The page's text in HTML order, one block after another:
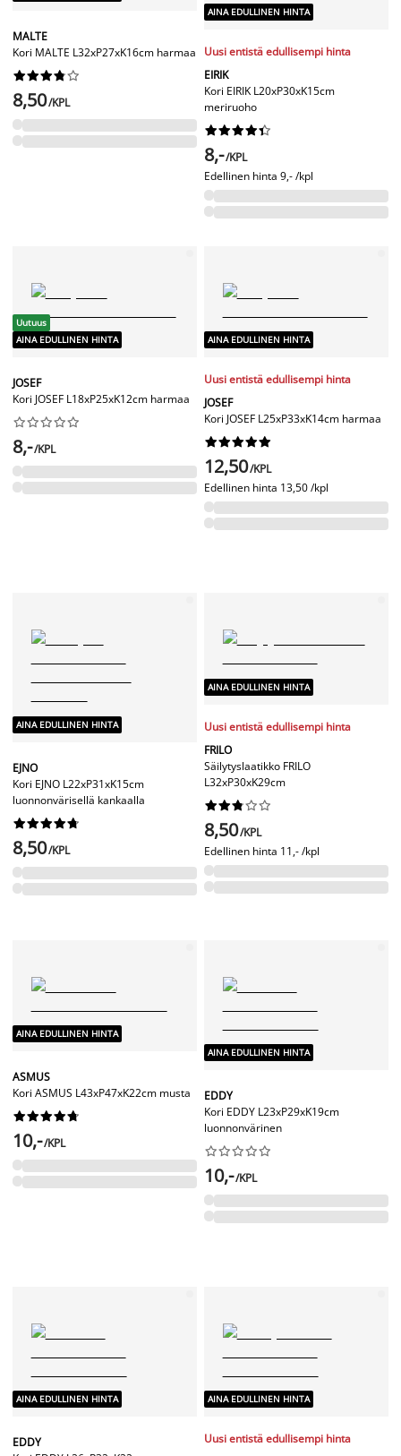
MALTE
Kori MALTE L32xP27xK16cm harmaa






8,50/KPL
AINA EDULLINEN HINTA
Uusi entistä edullisempi hinta
EIRIK
Kori EIRIK L20xP30xK15cm
meriruoho






8,-/KPL
Edellinen hinta 9,- /kpl
Uutuus
AINA EDULLINEN HINTA
JOSEF
Kori JOSEF L18xP25xK12cm harmaa






8,-/KPL
AINA EDULLINEN HINTA
Uusi entistä edullisempi hinta
JOSEF
Kori JOSEF L25xP33xK14cm harmaa






12,50/KPL
Edellinen hinta 13,50 /kpl
AINA EDULLINEN HINTA
EJNO
Kori EJNO L22xP31xK15cm
luonnonvärisellä kankaalla






8,50/KPL
AINA EDULLINEN HINTA
Uusi entistä edullisempi hinta
FRILO
Säilytyslaatikko FRILO
L32xP30xK29cm






8,50/KPL
Edellinen hinta 11,- /kpl
AINA EDULLINEN HINTA
ASMUS
Kori ASMUS L43xP47xK22cm musta






10,-/KPL
AINA EDULLINEN HINTA
EDDY
Kori EDDY L23xP29xK19cm
luonnonvärinen






10,-/KPL
AINA EDULLINEN HINTA
EDDY
AINA EDULLINEN HINTA
Uusi entistä edullisempi hinta